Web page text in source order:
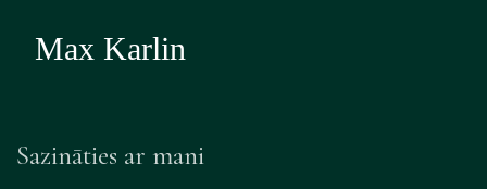
Sazināties ar mani